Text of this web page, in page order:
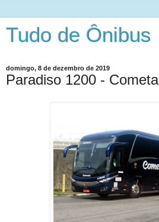
Tudo de Ônibus
domingo, 8 de dezembro de 2019
Paradiso 1200 - Cometa